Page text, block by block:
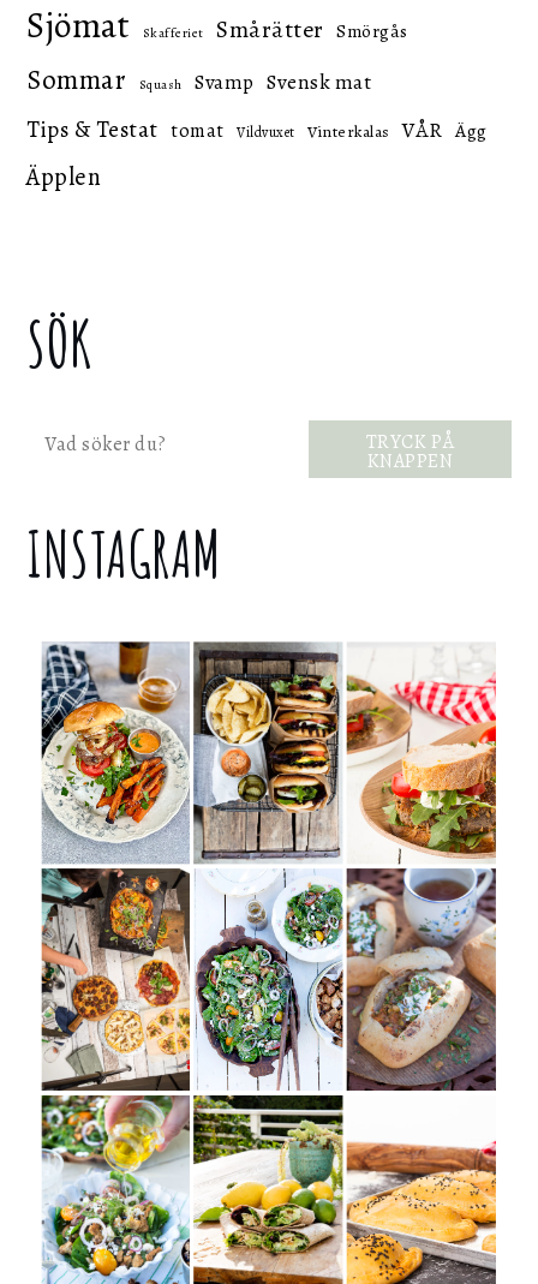
Sjömat Skafferiet Smårätter Smörgås
Sommar Squash Svamp Svensk mat
Tips & Testat tomat Vildvuxet Vinterkalas VÅR Ägg
Äpplen
SÖK
Sök TRYCK PÅ
KNAPPEN
INSTAGRAM